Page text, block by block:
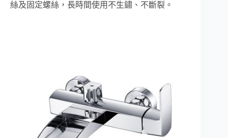
絲及固定螺絲，長時間使用不生鏽、不斷裂。